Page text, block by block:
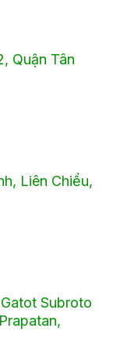
Quận Tân
Liên Chiểu,
Subroto